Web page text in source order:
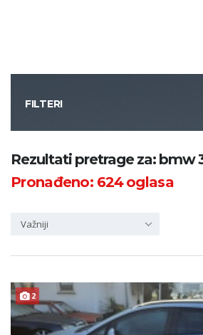
FILTERI
Kategorija
PRETRAŽI
Rezultati pretrage za: bmw
Pronađeno: 624oglasa
Važniji
2